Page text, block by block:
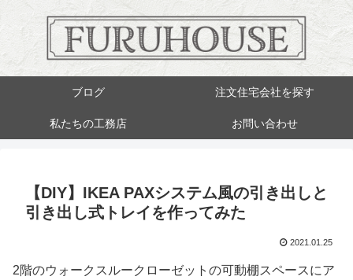
ブログ 注文住宅会社を探す
私たちの工務店 お問い合わせ
【DIY】IKEA PAXシステム風の引き出しと
引き出し式トレイを作ってみた
2021.01.25
2階のウォークスルークローゼットの可動棚スペースにア